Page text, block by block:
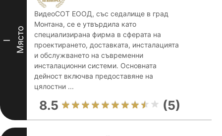
I Място
ВидеоСОТ ЕООД, със седалище в град
Монтана, се е утвърдила като
специализирана фирма в сферата на
проектирането, доставката, инсталацията
и обслужването на съвременни
инсталационни системи. Основната
дейност включва предоставяне на
цялостни ...
8.5 (5)